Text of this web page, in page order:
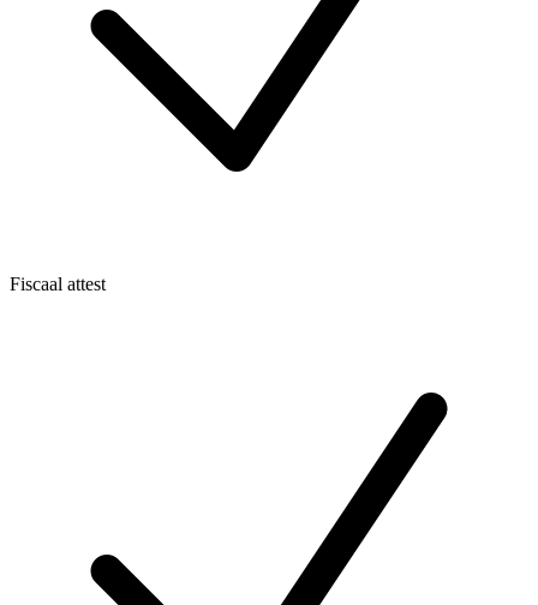
Fiscaal attest